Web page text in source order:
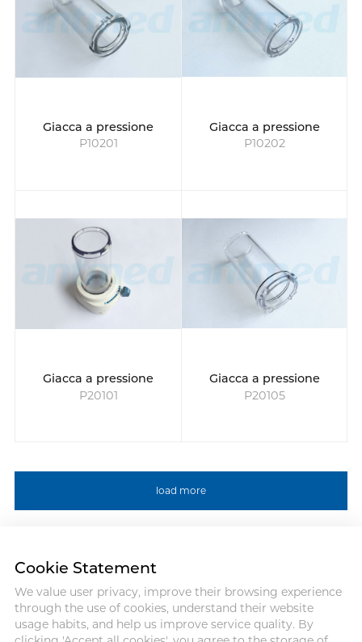
Giacca a pressione
P10201
Giacca a pressione
P10202
Giacca a pressione
P20101
Giacca a pressione
P20105
load more
Address :18 Jinhui Ave., Pingshan
District, Shenzhen, 518122, China
Tel : +86-755-86060992
Cookie Statement
We value user privacy, improve their browsing experience
through the use of cookies, understand their website
usage habits, and help us improve service quality. By